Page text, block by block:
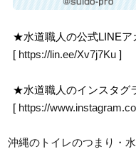
★水道職人の公式LINEア
[ https://lin.ee/Xv7j7Ku ]
★水道職人のインスタグ
[ https://
沖縄のトイレのつまり・